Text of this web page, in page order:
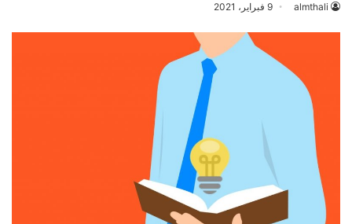
almthali 9 فبراير، 2021